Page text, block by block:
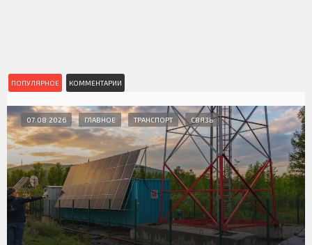
ПОПУЛЯРНОЕ КОММЕНТАРИИ
07.08.2026 ГЛАВНОЕ ТРАНСПОРТ СВЯЗЬ